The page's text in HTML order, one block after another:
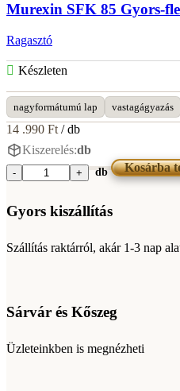
S1
25kg
Murexin SFK 85 Gyors-
Ragasztó
Készleten
nagyformátumú lap vastagágyazás
14 .990 Ft / db
Kiszerelés:db
Murexin
85
Gyors-
Ragasztó
db Kosárba
Gyors kiszállítás
Szállítás raktárról, akár 1-3 nap
Sárvár és Kőszeg
Üzleteinkben is megnézheti